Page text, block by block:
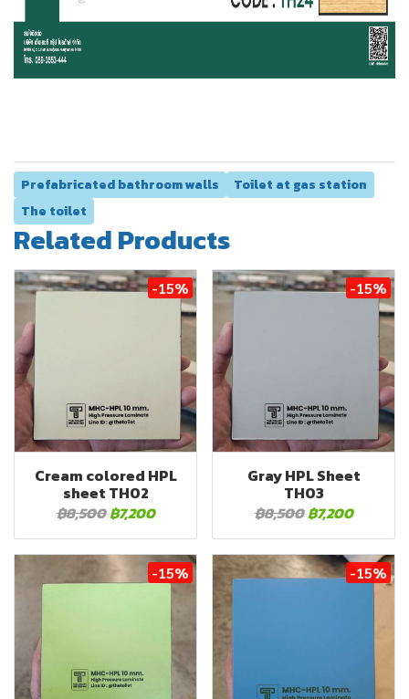
Prefabricated bathroom walls
Toilet at gas station
The toilet
Related Products
-15%
Cream colored HPL
sheet TH02
฿8,500฿7,200
-15%
Gray HPL Sheet
TH03
฿8,500฿7,200
-15% -15%